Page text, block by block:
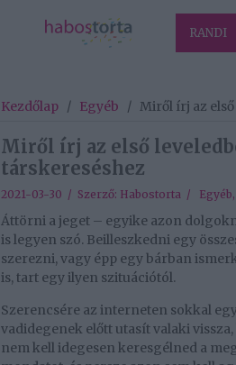
RANDI
Kezdőlap / Egyéb / Miről írj az
Miről írj az első
társkereséshez
2021-03-30 / Szerző: Habostorta / Egyéb,
Áttörni a jeget – egyike azon
is legyen szó. Beilleszkedni egy
szerezni, vagy épp egy bárban
is, tart egy ilyen szituációtól.
Szerencsére az interneten sokkal
vadidegenek előtt utasít valaki
nem kell idegesen keresgélned a